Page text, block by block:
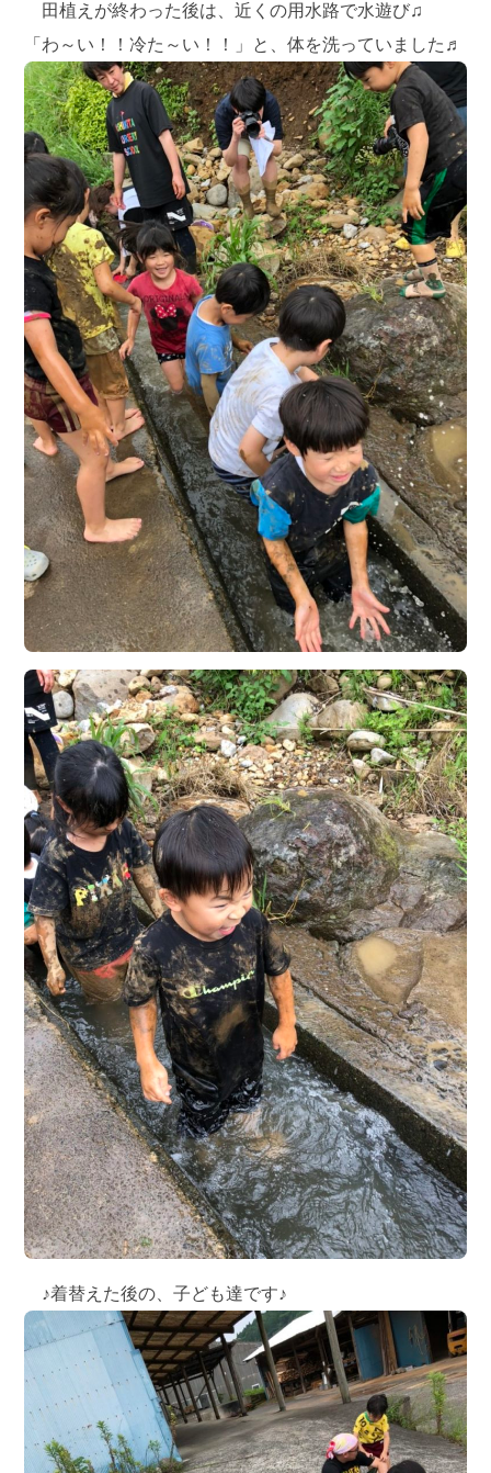
田植えが終わった後は、近くの用水路で水遊び♫
「わ～い！！冷た～い！！」と、体を洗っていました♬
♪着替えた後の、子ども達です♪